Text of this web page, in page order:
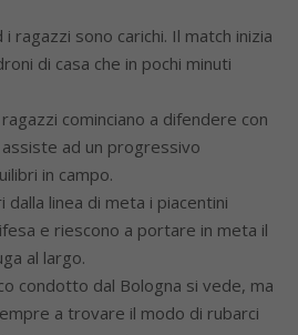
ragazzi sono carichi. Il match inizia
di casa che in pochi minuti
cominciano a difendere con
ad un progressivo
in campo.
dalla linea di meta i piacentini
e riescono a portare in meta il
al largo.
condotto dal Bologna si vede, ma
a trovare il modo di rubarci